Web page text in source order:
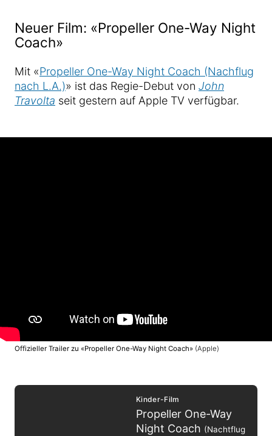
Neuer Film: «Propeller One-Way Night
Coach»
Mit «Propeller One-Way Night Coach (Nachflug
nach L.A.)» ist das Regie-Debut von John
Travolta seit gestern auf Apple TV verfügbar.
Offizieller Trailer zu «Propeller One-Way Night Coach» (Apple)
Kinder-Film
Propeller One-Way
Night Coach (Nachtflug